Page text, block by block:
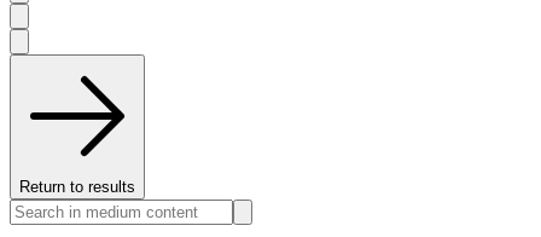
Return to results